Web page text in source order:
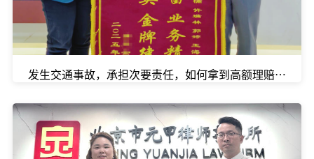
发生交通事故，承担次要责任，如何拿到高额理赔款？